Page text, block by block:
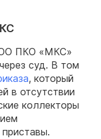
ПКО «МКС»
суд. В том
, который
в отсутствии
коллекторы